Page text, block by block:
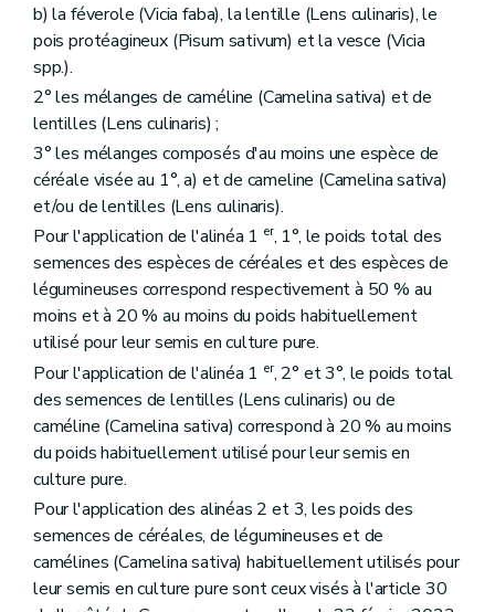
b) la féverole (Vicia faba), la lentille (Lens culinaris), le
pois protéagineux (Pisum sativum) et la vesce (Vicia
spp.).
2° les mélanges de caméline (Camelina sativa) et de
lentilles (Lens culinaris) ;
3° les mélanges composés d'au moins une espèce de
céréale visée au 1°, a) et de cameline (Camelina sativa)
et/ou de lentilles (Lens culinaris).
Pour l'application de l'alinéa 1 er, 1°, le poids total des
semences des espèces de céréales et des espèces de
légumineuses correspond respectivement à 50 % au
moins et à 20 % au moins du poids habituellement
utilisé pour leur semis en culture pure.
Pour l'application de l'alinéa 1 er, 2° et 3°, le poids total
des semences de lentilles (Lens culinaris) ou de
caméline (Camelina sativa) correspond à 20 % au moins
du poids habituellement utilisé pour leur semis en
culture pure.
Pour l'application des alinéas 2 et 3, les poids des
semences de céréales, de légumineuses et de
camélines (Camelina sativa) habituellement utilisés pour
leur semis en culture pure sont ceux visés à l'article 30